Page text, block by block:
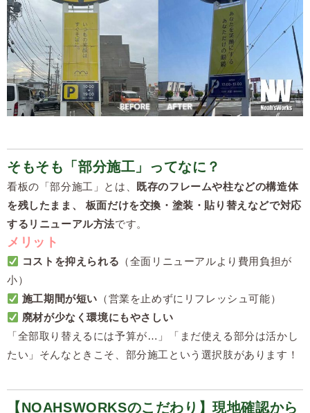
そもそも「部分施工」ってなに？
看板の「部分施工」とは、
既存のフレームや柱などの構造体
を残したまま、 板面だけを交換・塗装・貼り替えなどで対応
するリニューアル方法です。
メリット
コストを抑えられる （全面リニューアルより費用負担が
小）
施工期間が短い （営業を止めずにリフレッシュ可能）
廃材が少なく環境にもやさしい
「全部取り替えるには予算が…」「まだ使える部分は活かし
たい」そんなときこそ、部分施工という選択肢があります！
【NOAHSWORKSのこだわり】現地確認から